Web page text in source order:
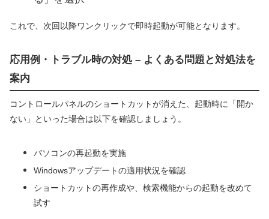
これで、次回以降ワンクリックで即時起動が可能となります。
応用例・トラブル時の対処 – よくある問題と対処法を
案内
コントロールパネルのショートカットが消えた、起動時に「開か
ない」といった場合は以下を確認しましょう。
パソコンの再起動を実施
Windowsアップデートの適用状況を確認
ショートカットの再作成や、検索機能からの起動を改めて
試す